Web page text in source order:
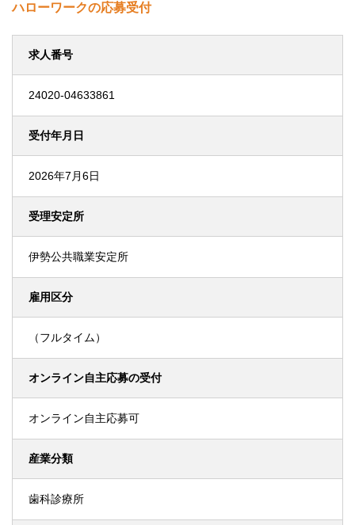
ハローワークの応募受付
求人番号
24020-04633861
受付年月日
2026年7月6日
受理安定所
伊勢公共職業安定所
雇用区分
（フルタイム）
オンライン自主応募の受付
オンライン自主応募可
産業分類
歯科診療所